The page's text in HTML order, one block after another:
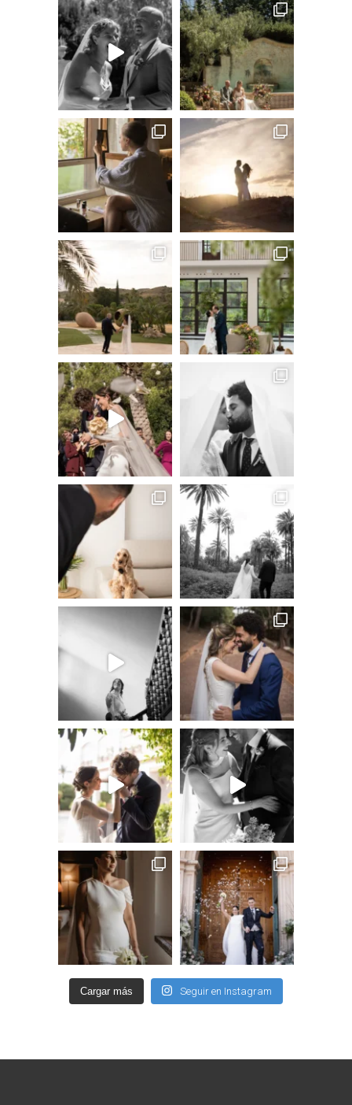
Cargar más Seguir en Instagram